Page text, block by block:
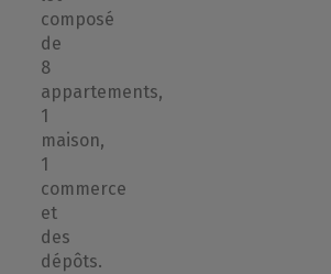
composé
de
8
appartements,
1
maison,
1
commerce
et
des
dépôts.